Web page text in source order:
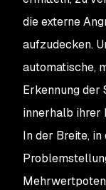
die externe
aufzudecken.
automatische,
Erkennung der
innerhalb ihrer
In der Breite,